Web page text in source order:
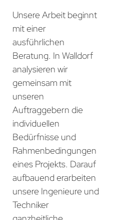
Unsere Arbeit beginnt
mit einer
ausführlichen
Beratung. In Walldorf
analysieren wir
gemeinsam mit
unseren
Auftraggebern die
individuellen
Bedürfnisse und
Rahmenbedingungen
eines Projekts. Darauf
aufbauend erarbeiten
unsere Ingenieure und
Techniker